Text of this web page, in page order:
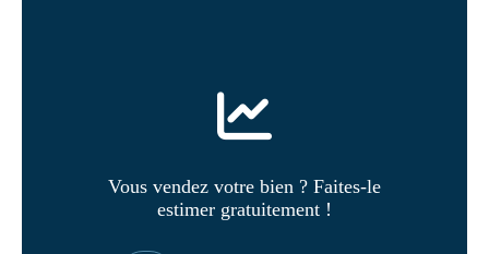
Vous vendez votre bien ? Faites-le
estimer gratuitement !